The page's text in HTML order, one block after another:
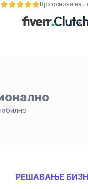
Врз основа на
РЕШАВАЊЕ